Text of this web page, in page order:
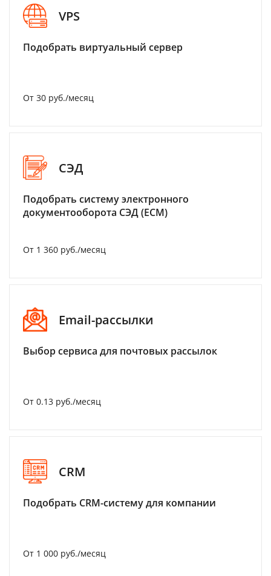
VPS
Подобрать виртуальный сервер
От 30 руб./месяц
СЭД
Подобрать систему электронного
документооборота СЭД (ECM)
От 1 360 руб./месяц
Email-рассылки
Выбор сервиса для почтовых рассылок
От 0.13 руб./месяц
CRM
Подобрать CRM-систему для компании
От 1 000 руб./месяц